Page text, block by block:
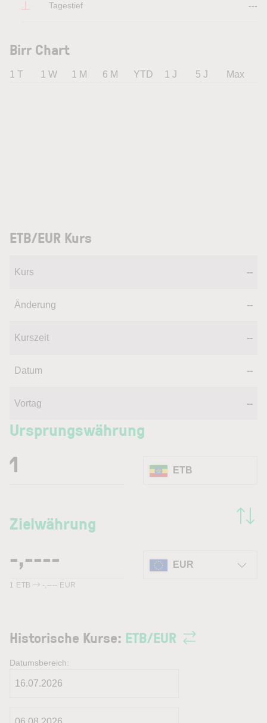
Tagestief ---
Birr Chart
1 T 1 W 1 M 6 M YTD 1 J 5 J Max
ETB/EUR Kurs
Kurs --
Änderung --
Kurszeit --
Datum --
Vortag --
Ursprungswährung
Zielwährung
ETB
EUR
1 ETB -,---- EUR
Historische Kurse: ETB/EUR
Datumsbereich: